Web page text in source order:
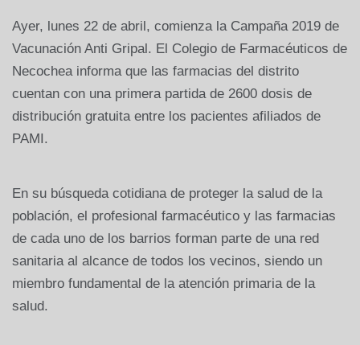
Ayer, lunes 22 de abril, comienza la Campaña 2019 de
Vacunación Anti Gripal. El Colegio de Farmacéuticos de
Necochea informa que las farmacias del distrito
cuentan con una primera partida de 2600 dosis de
distribución gratuita entre los pacientes afiliados de
PAMI.
En su búsqueda cotidiana de proteger la salud de la
población, el profesional farmacéutico y las farmacias
de cada uno de los barrios forman parte de una red
sanitaria al alcance de todos los vecinos, siendo un
miembro fundamental de la atención primaria de la
salud.